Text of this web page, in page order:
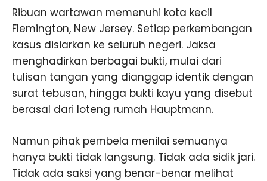
Ribuan wartawan memenuhi kota kecil
Flemington, New Jersey. Setiap perkembangan
kasus disiarkan ke seluruh negeri. Jaksa
menghadirkan berbagai bukti, mulai dari
tulisan tangan yang dianggap identik dengan
surat tebusan, hingga bukti kayu yang disebut
berasal dari loteng rumah Hauptmann.
Namun pihak pembela menilai semuanya
hanya bukti tidak langsung. Tidak ada sidik jari.
Tidak ada saksi yang benar-benar melihat